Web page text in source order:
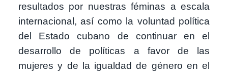
resultados por nuestras féminas a escala
internacional, así como la voluntad política
del Estado cubano de continuar en el
desarrollo de políticas a favor de las
mujeres y de la igualdad de género en el